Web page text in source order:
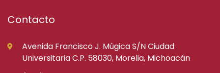
Contacto
Avenida Francisco J. Múgica S/N Ciudad
Universitaria C.P. 58030, Morelia, Michoacán